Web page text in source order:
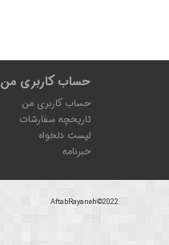
حساب کاربری من
حساب کاربری من
تاریخچه سفارشات
لیست دلخواه
خبرنامه
AftabRayaneh©2022